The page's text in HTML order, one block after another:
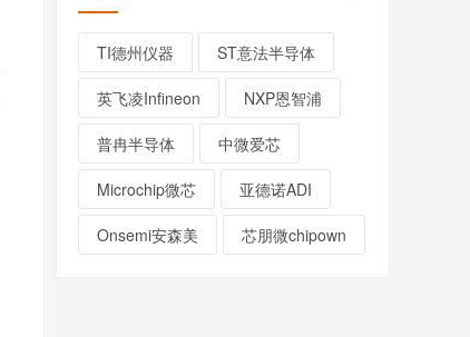
TI德州仪器 ST意法半导体
英飞凌Infineon NXP恩智浦
普冉半导体 中微爱芯
Microchip微芯 亚德诺ADI
Onsemi安森美 芯朋微chipown